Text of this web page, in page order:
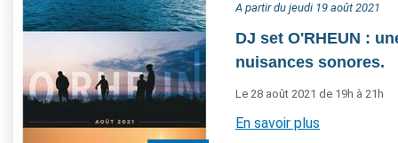
A partir du jeudi 19 août 2021
DJ set O'RHEUN :
nuisances sonores.
Le 28 août 2021 de 19h à 21h
En savoir plus